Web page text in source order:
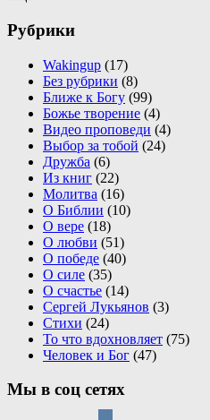
Рубрики
Wakingup (17)
Без рубрики (8)
Ближе к Богу (99)
Божье творение (4)
Видео проповеди (4)
Выбор за тобой (24)
Дружба (6)
Из книг (22)
Молитва (16)
О Библии (10)
О вере (18)
О любви (51)
О победе (40)
О силе (35)
О счастье (14)
Сергей Лукьянов (3)
Стихи (24)
То что вдохновляет (75)
Человек и Бог (47)
Мы в соц сетях